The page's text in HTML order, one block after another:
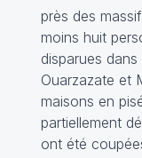
près des
moins huit
disparues
Ouarzazate et
maisons en
partiellement
ont été